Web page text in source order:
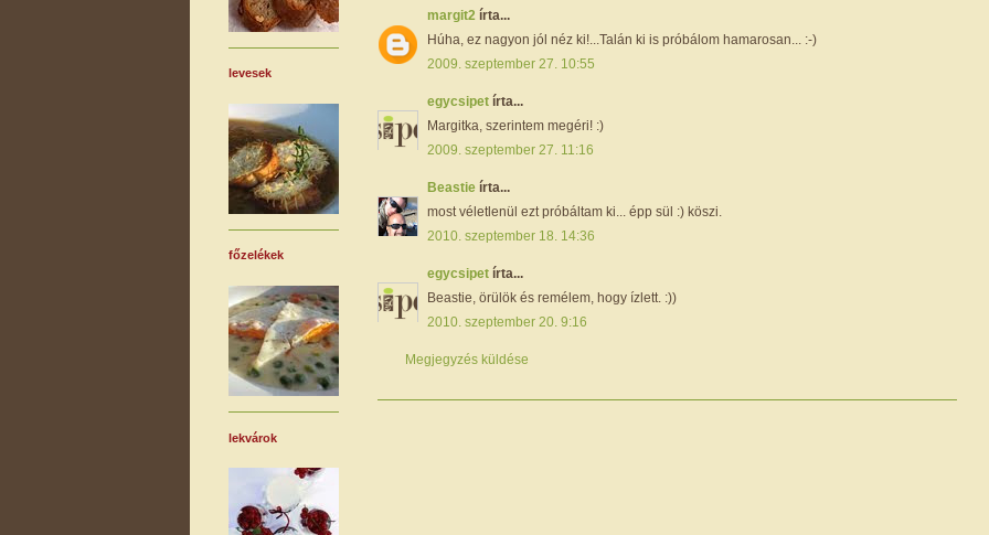
margit2 írta...
Húha, ez nagyon jól néz ki!...Talán ki is próbálom hamarosan... :-)
2009. szeptember 27. 10:55
egycsipet írta...
Margitka, szerintem megéri! :)
2009. szeptember 27. 11:16
Beastie írta...
most véletlenül ezt próbáltam ki... épp sül :) köszi.
2010. szeptember 18. 14:36
egycsipet írta...
Beastie, örülök és remélem, hogy ízlett. :))
2010. szeptember 20. 9:16
Megjegyzés küldése
levesek
főzelékek
lekvárok